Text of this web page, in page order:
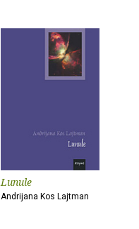
Lunule
Andrijana Kos Lajtman